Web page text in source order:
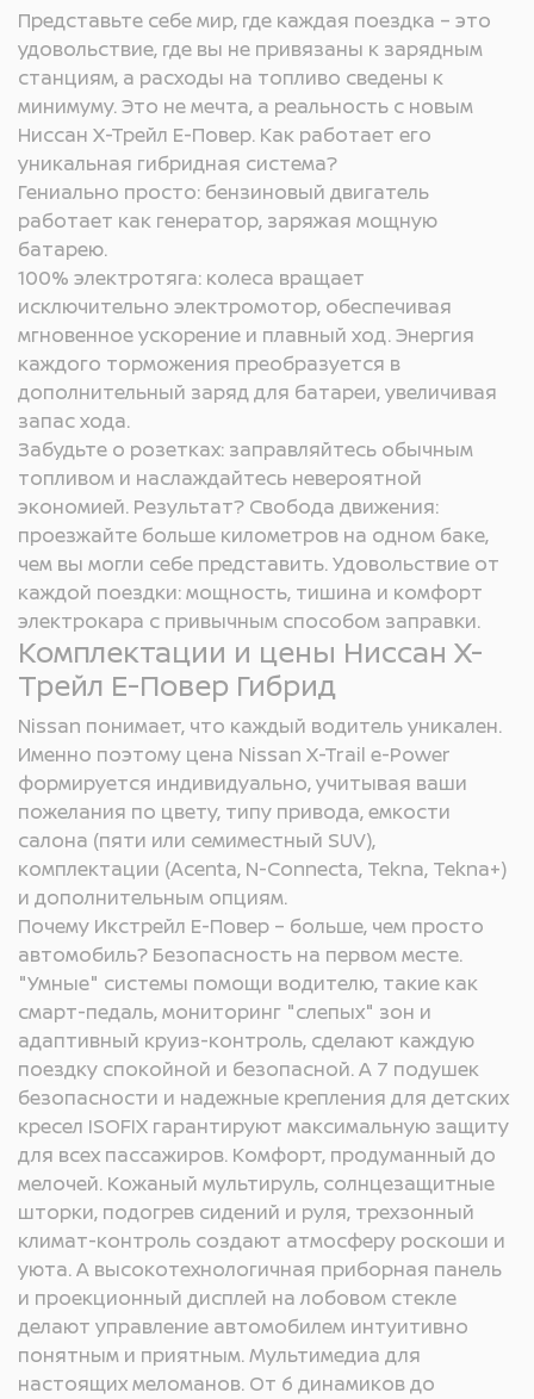
Крючки для багажа в
багажном отделении
Электропривод регулировки
поясничной поддержки
сиденья водителя в 2-х
направлениях
Режимы движения Sport,
Standard, Eco
(для версий 2WD)
Режимы движения Sport,
Standard, Eco, Snow, Off-road
2 разъема - Type-A и Type-C
для 1-го ряда
(мультимедиа+зарядка)
2 разъема - Type-C для 2-го
ряда (зарядка)
Представьте себе мир, где каждая поездка – это
удовольствие, где вы не привязаны к зарядным
станциям, а расходы на топливо сведены к
минимуму. Это не мечта, а реальность с новым
Ниссан Х-Трейл Е-Повер. Как работает его
уникальная гибридная система?
Гениально просто: бензиновый двигатель
работает как генератор, заряжая мощную
батарею.
100% электротяга: колеса вращает
исключительно электромотор, обеспечивая
мгновенное ускорение и плавный ход. Энергия
каждого торможения преобразуется в
дополнительный заряд для батареи, увеличивая
запас хода.
Забудьте о розетках: заправляйтесь обычным
топливом и наслаждайтесь невероятной
экономией. Результат? Свобода движения:
проезжайте больше километров на одном баке,
чем вы могли себе представить. Удовольствие от
каждой поездки: мощность, тишина и комфорт
электрокара с привычным способом заправки.
Комплектации и цены Ниссан Х-
Трейл Е-Повер Гибрид
Nissan понимает, что каждый водитель уникален.
Именно поэтому цена Nissan X-Trail e-Power
формируется индивидуально, учитывая ваши
пожелания по цвету, типу привода, емкости
салона (пяти или семиместный SUV),
комплектации (Acenta, N-Connecta, Tekna, Tekna+)
и дополнительным опциям.
Почему Икстрейл Е-Повер – больше, чем просто
автомобиль? Безопасность на первом месте.
"Умные" системы помощи водителю, такие как
смарт-педаль, мониторинг "слепых" зон и
адаптивный круиз-контроль, сделают каждую
поездку спокойной и безопасной. А 7 подушек
безопасности и надежные крепления для детских
кресел ISOFIX гарантируют максимальную защиту
для всех пассажиров. Комфорт, продуманный до
мелочей. Кожаный мультируль, солнцезащитные
шторки, подогрев сидений и руля, трехзонный
климат-контроль создают атмосферу роскоши и
уюта. А высокотехнологичная приборная панель
и проекционный дисплей на лобовом стекле
делают управление автомобилем интуитивно
понятным и приятным. Мультимедиа для
настоящих меломанов. От 6 динамиков до